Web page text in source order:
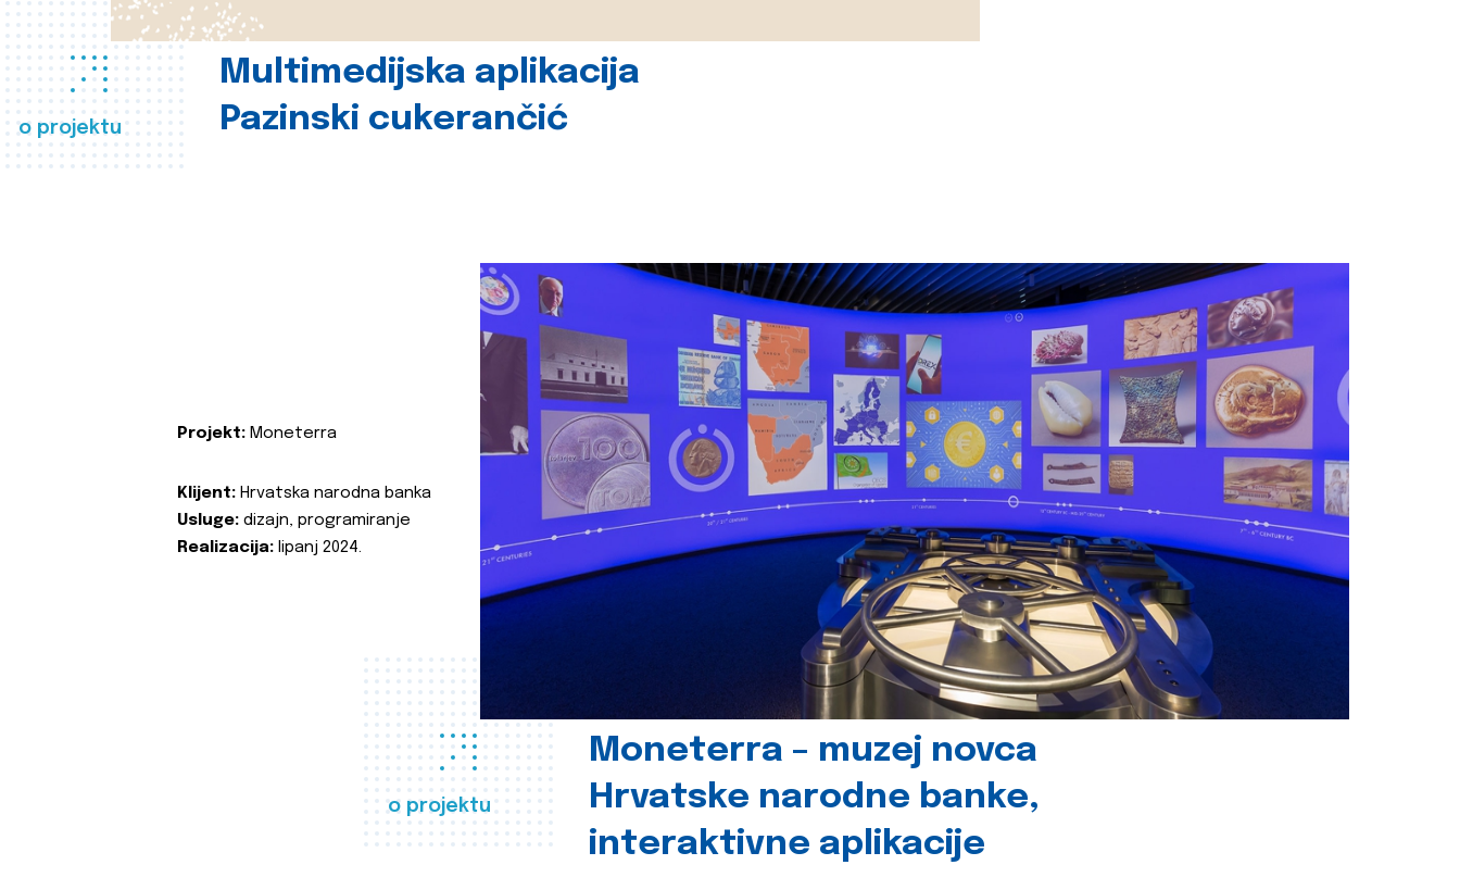
o projektu
Multimedijska aplikacija
Pazinski cukerančić
o projektu
Moneterra – muzej novca
Hrvatske narodne banke,
interaktivne aplikacije
Projekt: Moneterra
Klijent: Hrvatska narodna banka
Usluge: dizajn, programiranje
Realizacija: lipanj 2024.